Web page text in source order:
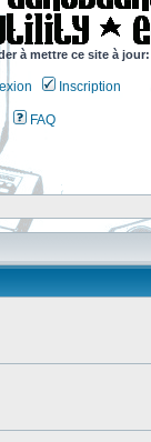
à mettre ce site à
Inscription
FAQ